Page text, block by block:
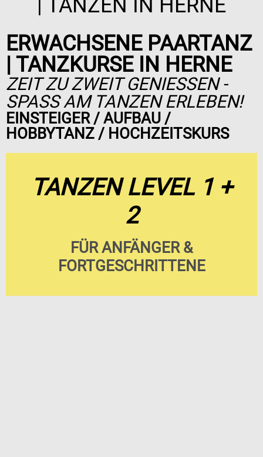
ERWACHSENE PAARTANZ
| TANZKURSE IN HERNE
ZEIT ZU ZWEIT GENIESSEN - S
PASS AM TANZEN ERLEBEN!
EINSTEIGER / AUFBAU /
HOBBYTANZ / HOCHZEITSKURS
TANZEN LEVEL 1 +
2
FÜR ANFÄNGER &
FORTGESCHRITTENE